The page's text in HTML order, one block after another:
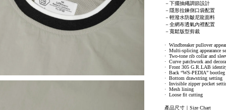
－下擺抽繩調節設計
－隱形拉鍊側口袋配置
－輕潑水防皺尼龍面料
－全網布透氣內裡配置
－寬鬆版型剪裁
· Windbreaker pullover
· Multi-splicing appearance
· Two-tone rib collar and
· Curve patchwork and
· Front 305 G.R.LAB
· Back “WS-PEDIA”
· Bottom drawstring setting
· Invisible zipper pocket
· Mesh lining
· Loose fit cutting
產品尺寸｜Size Chart